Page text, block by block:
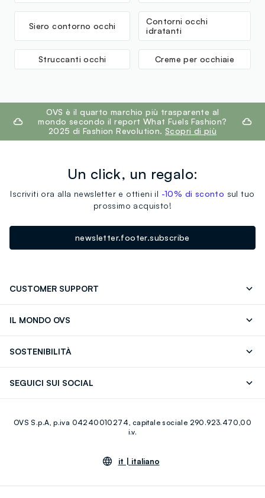
Siero contorno occhi
Contorni occhi
idratanti
Struccanti occhi Creme per occhiaie
footer.ariatitleOVS è il quarto marchio più trasparente al
mondo secondo il report What Fuels Fashion?
2025 di Fashion Revolution. Scopri di più
Un click, un regalo:
Iscriviti ora alla newsletter e ottieni il -10% di sconto sul tuo
prossimo acquisto!
newsletter.footer.subscribe
CUSTOMER SUPPORT
IL MONDO OVS
Giftcard
SOSTENIBILITÀ
SEGUICI SUI SOCIAL
Youtube Linkedin
OVS S.p.A, p.iva 04240010274, capitale sociale 290.923.470,00
i.v.
it | italiano